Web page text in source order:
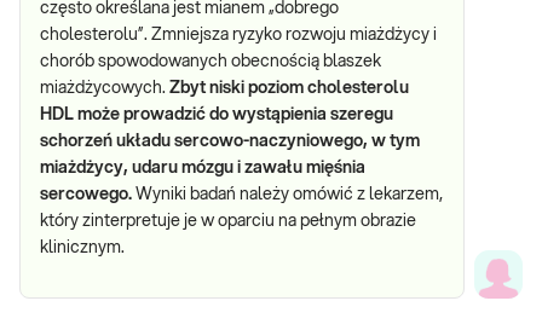
często określana jest mianem „dobrego
cholesterolu”. Zmniejsza ryzyko rozwoju miażdżycy i
chorób spowodowanych obecnością blaszek
miażdżycowych. Zbyt niski poziom cholesterolu
HDL może prowadzić do wystąpienia szeregu
schorzeń układu sercowo-naczyniowego, w tym
miażdżycy, udaru mózgu i zawału mięśnia
sercowego. Wyniki badań należy omówić z lekarzem,
który zinterpretuje je w oparciu na pełnym obrazie
klinicznym.